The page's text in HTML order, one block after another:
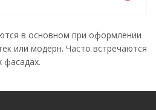
в основном при оформлении
или модерн. Часто встречаются
фасадах.